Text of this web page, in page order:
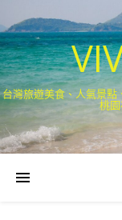
台灣旅遊美食、人氣景
桃